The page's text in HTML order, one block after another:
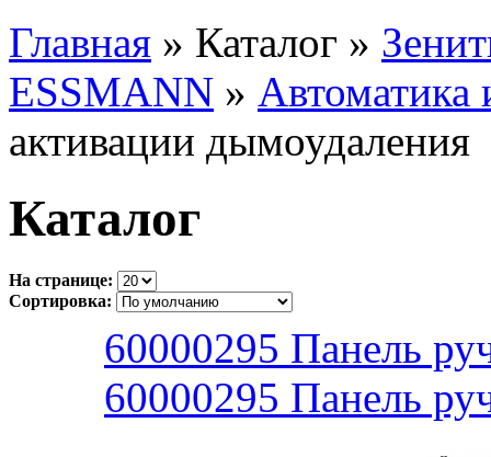
Главная » Каталог »
ESSMANN » Автоматика
активации дымоудаления
Каталог
На странице:
Сортировка:
60000295 Панель
60000295 Панель